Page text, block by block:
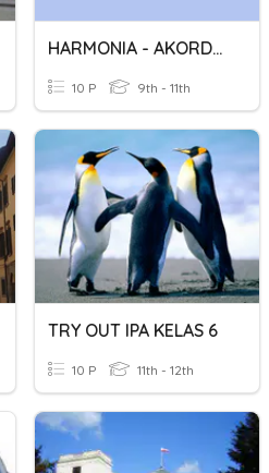
HARMONIA - AKORDY POBOCZNE II
10 P 9th - 11th
TRY OUT IPA KELAS 6
10 P 11th - 12th